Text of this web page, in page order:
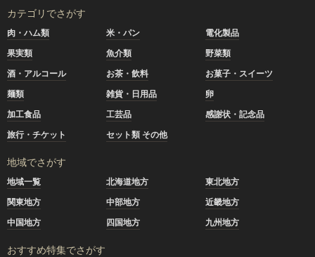
カテゴリでさがす
肉・ハム類 米・パン
電化製品
果実類
魚介類
野菜類
酒・アルコール
お茶・飲料
お菓子・スイーツ
麺類
雑貨・日用品
卵
加工食品
工芸品
感謝状・記念品
旅行・チケット
セット類 その他
地域でさがす
地域一覧 北海道地方
東北地方
関東地方
中部地方
近畿地方
中国地方
四国地方 九州地方
おすすめ特集でさがす